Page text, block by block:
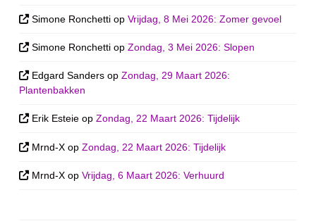
Simone Ronchetti opVrijdag, 8 Mei 2026: Zomer gevoel
Simone Ronchetti opZondag, 3 Mei 2026: Slopen
Edgard Sanders opZondag, 29 Maart 2026:
Plantenbakken
Erik Esteie opZondag, 22 Maart 2026: Tijdelijk
Mrnd-X opZondag, 22 Maart 2026: Tijdelijk
Mrnd-X opVrijdag, 6 Maart 2026: Verhuurd